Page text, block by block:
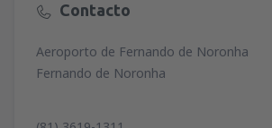
Contacto
Aeroporto de Fernando de Noronha
Fernando de Noronha